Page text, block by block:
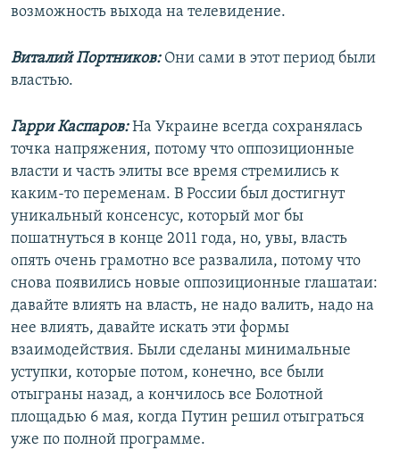
возможность выхода на телевидение.
Виталий Портников: Они сами в этот период были
властью.
Гарри Каспаров:На Украине всегда сохранялась
точка напряжения, потому что оппозиционные
власти и часть элиты все время стремились к
каким-то переменам. В России был достигнут
уникальный консенсус, который мог бы
пошатнуться в конце 2011 года, но, увы, власть
опять очень грамотно все развалила, потому что
снова появились новые оппозиционные глашатаи:
давайте влиять на власть, не надо валить, надо на
нее влиять, давайте искать эти формы
взаимодействия. Были сделаны минимальные
уступки, которые потом, конечно, все были
отыграны назад, а кончилось все Болотной
площадью 6 мая, когда Путин решил отыграться
уже по полной программе.